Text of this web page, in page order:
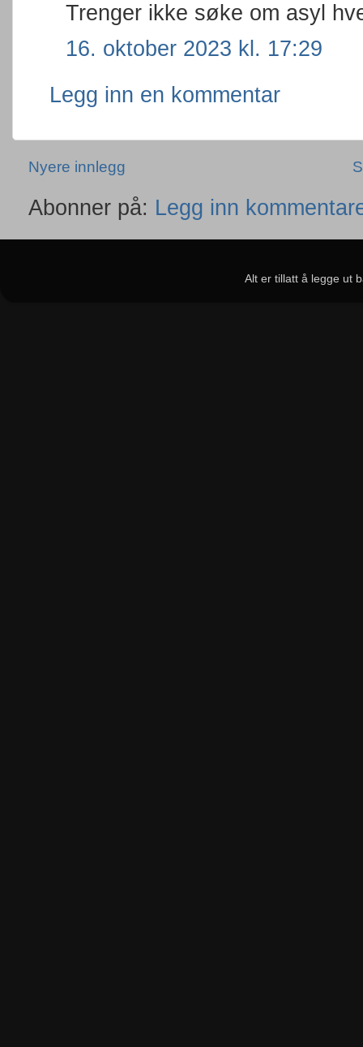
Trenger ikke søke om asyl
16. oktober 2023 kl. 17:29
Legg inn en kommentar
Nyere innlegg
Abonner på: Legg inn
Alt er tillatt å legge ut